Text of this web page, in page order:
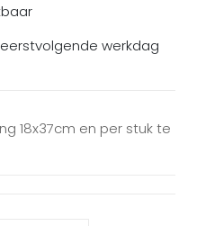
werkdag
18x37cm en per stuk te